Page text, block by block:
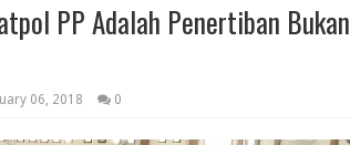
PP Adalah Penertiban Bukan
06, 2018 0